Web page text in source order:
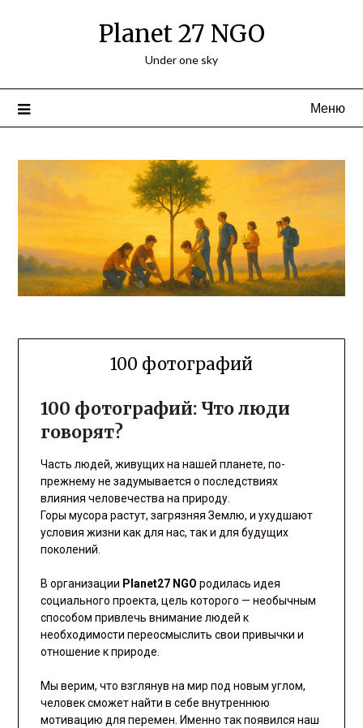
Planet 27 NGO
Under one sky
Меню
100 фотографий
100 фотографий: Что люди
говорят?
Часть людей, живущих на нашей планете, по-
прежнему не задумывается о последствиях
влияния человечества на природу.
Горы мусора растут, загрязняя Землю, и ухудшают
условия жизни как для нас, так и для будущих
поколений.
В организации Planet27 NGO родилась идея
социального проекта, цель которого — необычным
способом привлечь внимание людей к
необходимости переосмыслить свои привычки и
отношение к природе.
Мы верим, что взглянув на мир под новым углом,
человек сможет найти в себе внутреннюю
мотивацию для перемен. Именно так появился наш